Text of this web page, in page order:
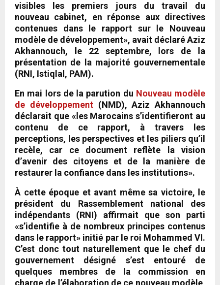
visibles les premiers jours du travail du
nouveau cabinet, en réponse aux directives
contenues dans le rapport sur le Nouveau
modèle de développement», avait déclaré Aziz
Akhannouch, le 22 septembre, lors de la
présentation de la majorité gouvernementale
(RNI, Istiqlal, PAM).
En mai lors de la parution du Nouveau modèle
de développement(NMD), Aziz Akhannouch
déclarait que «les Marocains s’identifieront au
contenu de ce rapport, à travers les
perceptions, les perspectives et les piliers qu’il
recèle, car ce document reflète la vision
d’avenir des citoyens et de la manière de
restaurer la confiance dans les institutions».
À cette époque et avant même sa victoire, le
président du Rassemblement national des
indépendants (RNI) affirmait que son parti
«s’identifie à de nombreux principes contenus
dans le rapport» initié par le roi Mohammed VI.
C’est donc tout naturellement que le chef du
gouvernement désigné s’est entouré de
quelques membres de la commission en
charge de l’élaboration de ce nouveau modèle,